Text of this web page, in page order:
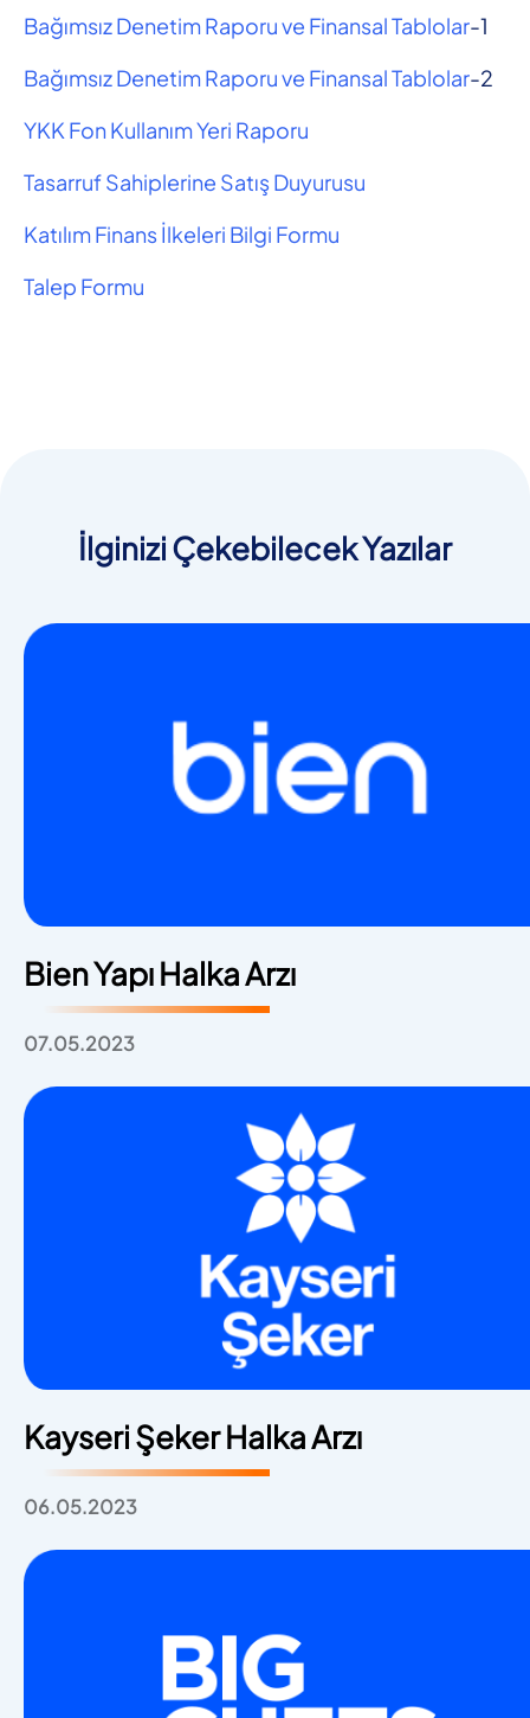
Bağımsız Denetim Raporu ve Finansal Tablolar-1
Bağımsız Denetim Raporu ve Finansal Tablolar-2
YKK Fon Kullanım Yeri Raporu
Tasarruf Sahiplerine Satış Duyurusu
Katılım Finans İlkeleri Bilgi Formu
Talep Formu
İlginizi Çekebilecek Yazılar
Bien Yapı Halka Arzı
07.05.2023
Kayseri Şeker Halka Arzı
06.05.2023